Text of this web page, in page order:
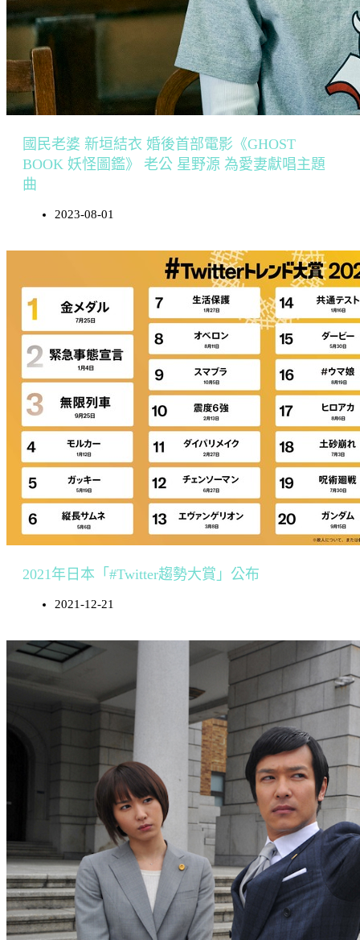
國民老婆 新垣結衣 婚後首部電影《GHOST
BOOK 妖怪圖鑑》 老公 星野源 為愛妻獻唱主題
曲
2023-08-01
2021年日本「#Twitter趨勢大賞」公布
2021-12-21